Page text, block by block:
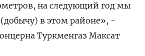
на следующий год мы
в этом районе», -
Туркменгаз Максат